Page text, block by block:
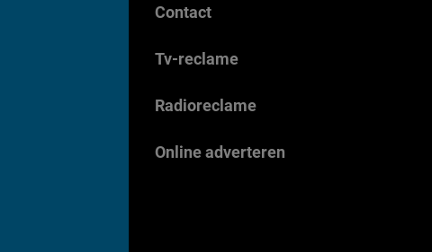
Contact
Tv-reclame
Radioreclame
Online adverteren